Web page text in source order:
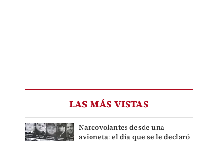
LAS MÁS VISTAS
Narcovolantes desde una
avioneta: el día que se le declaró